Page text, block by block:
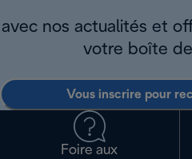
avec nos actualités et
votre boîte
Vous inscrire pour
Foire aux